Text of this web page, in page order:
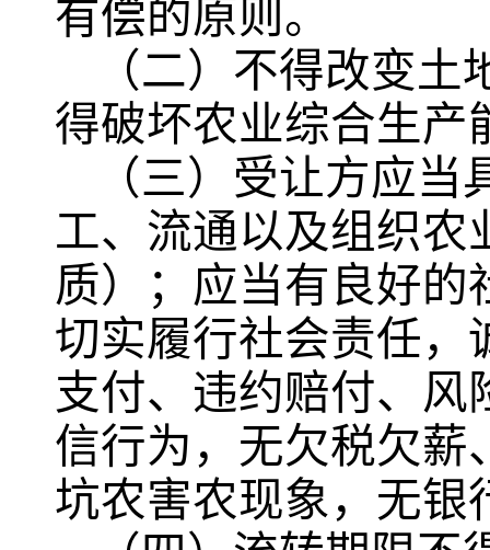
有偿的原则。
（二）不得改变
得破坏农业综合生产
（三）受让方应
工、流通以及组织农
质）；应当有良好的
切实履行社会责任，
支付、违约赔付、风
信行为，无欠税欠薪
坑农害农现象，无银